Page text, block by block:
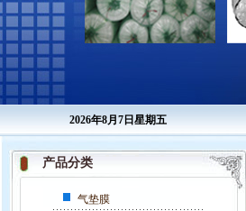
2026年8月7日星期五
产品分类
气垫膜